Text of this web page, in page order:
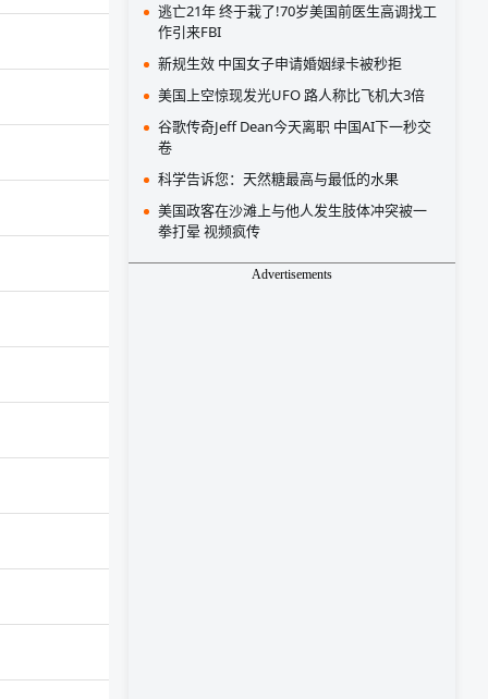
逃亡21年 终于栽了!70岁美国前医生高调找工
作引来FBI
新规生效 中国女子申请婚姻绿卡被秒拒
美国上空惊现发光UFO 路人称比飞机大3倍
谷歌传奇Jeff Dean今天离职 中国AI下一秒交
卷
科学告诉您：天然糖最高与最低的水果
美国政客在沙滩上与他人发生肢体冲突被一
拳打晕 视频疯传
Advertisements